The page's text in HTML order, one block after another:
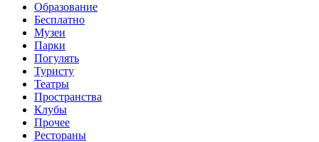
Образование
Бесплатно
Музеи
Парки
Погулять
Туристу
Театры
Пространства
Клубы
Прочее
Рестораны